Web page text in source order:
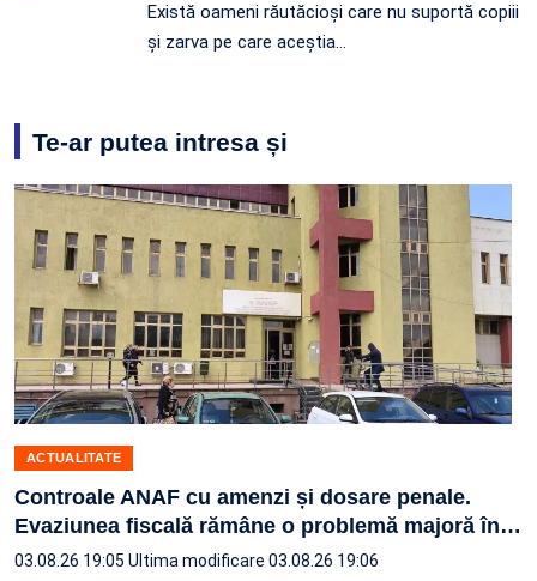
Există oameni răutăcioși care nu suportă copiii
și zarva pe care aceștia…
Te-ar putea intresa și
ACTUALITATE
Controale ANAF cu amenzi și dosare penale.
Evaziunea fiscală rămâne o problemă majoră în…
03.08.26 19:05 Ultima modificare 03.08.26 19:06